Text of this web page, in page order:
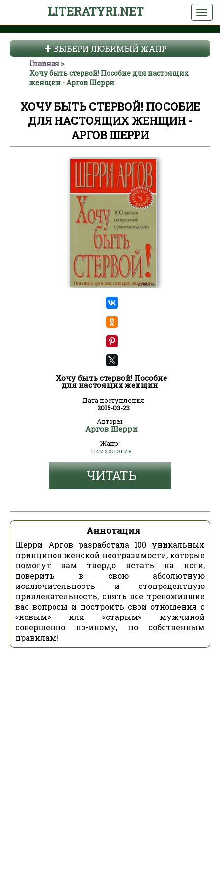
LITERATYRI.NET
ВЫБЕРИ ЛЮБИМЫЙ ЖАНР
Главная
Хочу быть стервой! Пособие для настоящих
женщин - Аргов Шерри
ХОЧУ БЫТЬ СТЕРВОЙ! ПОСОБИЕ
ДЛЯ НАСТОЯЩИХ ЖЕНЩИН -
АРГОВ ШЕРРИ
Хочу быть стервой! Пособие
для настоящих женщин
Дата поступления
2015-03-23
Авторы:
Аргов Шерри
Жанр:
Психология
ЧИТАТЬ
Аннотация
Шерри Аргов разработала 100 уникальных
принципов женской неотразимости, которые
помогут вам твердо встать на ноги,
поверить в свою абсолютную
исключительность и стопроцентную
привлекательность, снять все тревожившие
вас вопросы и построить свои отношения с
«новым» или «старым» мужчиной
совершенно по-иному, по собственным
правилам!